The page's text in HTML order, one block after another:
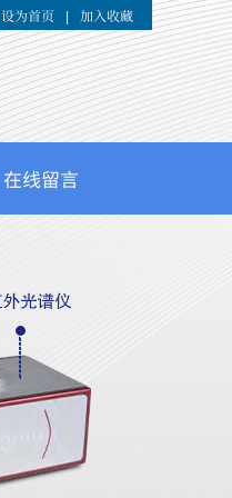
设为首页 加入收藏
在线留言